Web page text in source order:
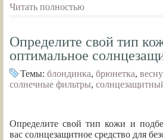
Читать полностью
Определите свой тип
оптимальное
Темы: блондинка, брюнетка,
солнечные фильтры,
Определите свой тип кожи и
вас солнцезащитное средство для